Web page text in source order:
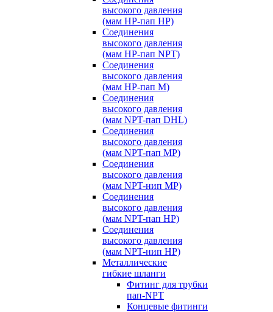
высокого давления
(мам HP-пап HP)
Соединения
высокого давления
(мам HP-пап NPT)
Соединения
высокого давления
(мам HP-пап M)
Соединения
высокого давления
(мам NPT-пап DHL)
Соединения
высокого давления
(мам NPT-пап MP)
Соединения
высокого давления
(мам NPT-нип MP)
Соединения
высокого давления
(мам NPT-пап HP)
Соединения
высокого давления
(мам NPT-нип HP)
Металлические
гибкие шланги
Фитинг для трубки
пап-NPT
Концевые фитинги